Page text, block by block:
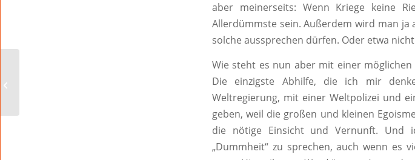
aber meinerseits: Wenn Kriege keine
Allerdümmste sein. Außerdem wird man
solche aussprechen dürfen. Oder etwa
Wie steht es nun aber mit einer möglichen
Die einzigste Abhilfe, die ich mir
Weltregierung, mit einer Weltpolizei und
geben, weil die großen und kleinen
die nötige Einsicht und Vernunft.
„Dummheit“ zu sprechen, auch wenn es